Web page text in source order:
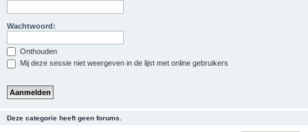
Wachtwoord:
Onthouden
Mij deze sessie niet weergeven in de lijst met online gebruikers
Deze categorie heeft geen forums.